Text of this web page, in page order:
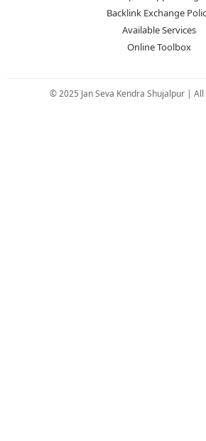
Backlink Exchange
Available Services
Online Toolbox
© 2025 Jan Seva Kendra Shujalpur | All